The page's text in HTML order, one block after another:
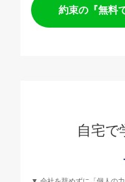
約束の『無料
自宅で